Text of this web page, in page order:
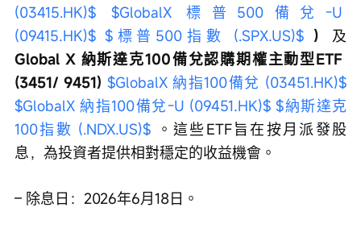
(03415.HK)$
$GlobalX 標普500備兌-U
(09415.HK)$ $標普500指數 (.SPX.US)$ ） 及
Global X 納斯達克100備兌認購期權主動型ETF
(3451/ 9451) $GlobalX 納指100備兌 (03451.HK)$
$GlobalX 納指100備兌-U (09451.HK)$ $納斯達克
100指數 (.NDX.US)$ 。這些ETF旨在按月派發股
息，為投資者提供相對穩定的收益機會。
– 除息日：2026年6月18日。